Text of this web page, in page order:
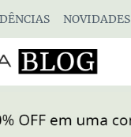
NOVIDADES